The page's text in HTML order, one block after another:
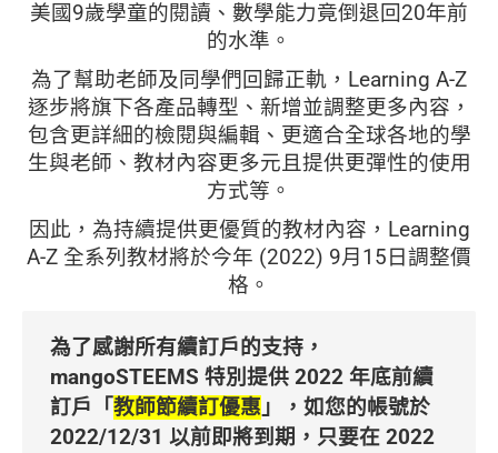
美國9歲學童的閱讀、數學能力竟倒退回20年前
的水準。
為了幫助老師及同學們回歸正軌，Learning A-Z
逐步將旗下各產品轉型、新增並調整更多內容，
包含更詳細的檢閱與編輯、更適合全球各地的學
生與老師、教材內容更多元且提供更彈性的使用
方式等。
因此，為持續提供更優質的教材內容，Learning
A-Z 全系列教材將於今年 (2022) 9月15日調整價
格。
為了感謝所有續訂戶的支持，
mangoSTEEMS 特別提供 2022 年底前續
訂戶「教師節續訂優惠 」，如您的帳號於
2022/12/31 以前即將到期，只要在 2022